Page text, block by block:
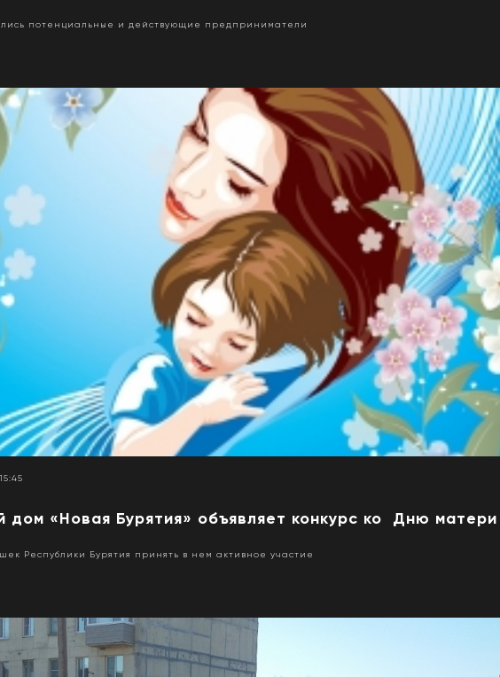
потенциальные и действующие предприниматели
дом «Новая Бурятия» объявляет конкурс ко Дню матери
Республики Бурятия принять в нем активное участие